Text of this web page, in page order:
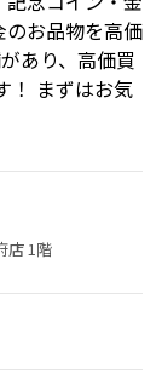
お品物を高価
あり、高価買
！ まずはお気
店 1階